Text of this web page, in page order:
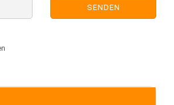
SENDEN